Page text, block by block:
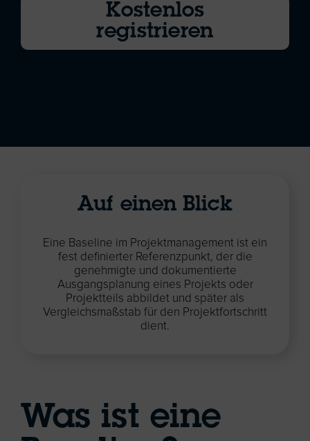
Kostenlos
registrieren
Auf einen Blick
Eine Baseline im Projektmanagement ist ein
fest definierter Referenzpunkt, der die
genehmigte und dokumentierte
Ausgangsplanung eines Projekts oder
Projektteils abbildet und später als
Vergleichsmaßstab für den Projektfortschritt
dient.
Was ist eine